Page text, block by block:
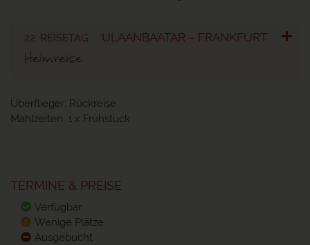
22. REISETAG: ULAANBAATAR – FRANKFURT
Heimreise
Überflieger: Rückreise
Mahlzeiten: 1 x Frühstück
TERMINE & PREISE
Verfügbar
Wenige Plätze
Ausgebucht